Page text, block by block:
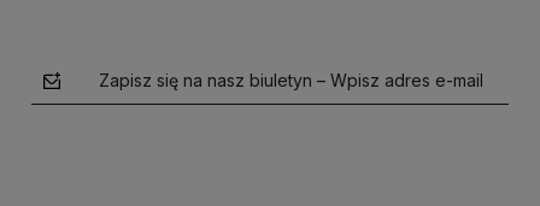
Zapisz się na nasz biuletyn – Wpisz adres e-mail